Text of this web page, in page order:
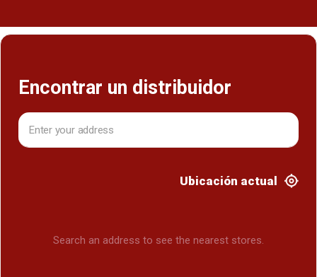
Encontrar un distribuidor
Ubicación actual
Search an address to see the nearest stores.